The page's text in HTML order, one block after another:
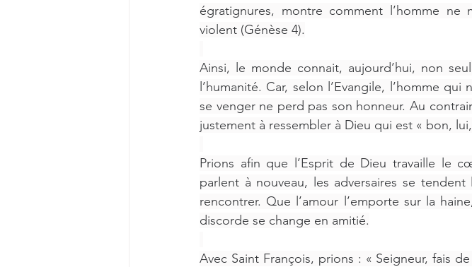
égratignures, montre comment l’homme
violent (Génèse 4).
Ainsi, le monde connait, aujourd’hui, non
l’humanité. Car, selon l’Evangile, l’homme
se venger ne perd pas son honneur. Au
justement à ressembler à Dieu qui est « bon,
Prions afin que l’Esprit de Dieu travaille le
parlent à nouveau, les adversaires se
rencontrer. Que l’amour l’emporte sur la
discorde se change en amitié.
Avec Saint François, prions : « Seigneur, fais